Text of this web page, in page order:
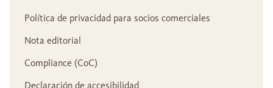
Política de privacidad para socios comerciales
Nota editorial
Compliance (CoC)
Declaración de accesibilidad